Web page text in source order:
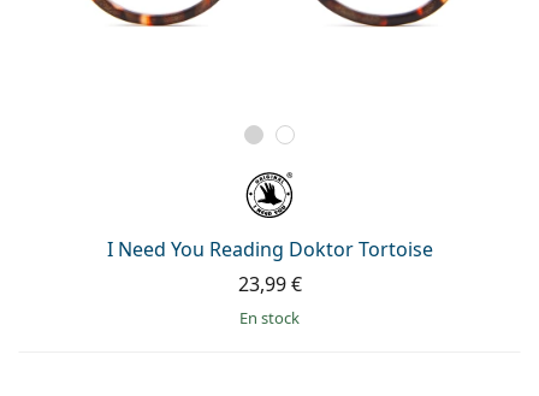
I Need You Reading Doktor Tortoise
23,99 €
en stock